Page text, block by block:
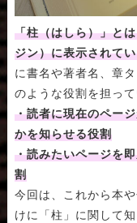
「柱（はしら）」と
ジン）に表示されて
に書名や著者名、章
のような役割を担って
・読者に現在のペー
かを知らせる役割
・読みたいページを
割
今回は、これから本
けに「柱」に関して